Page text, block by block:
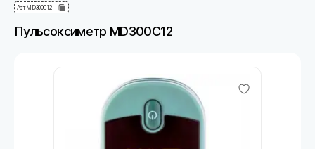
АртMD300C12
Пульсоксиметр MD300C12